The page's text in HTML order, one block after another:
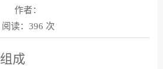
作者：
阅读：
396 次
成